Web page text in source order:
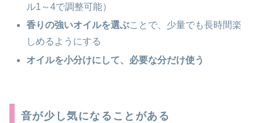
ル1～4で調整可能）
香りの強いオイルを選ぶことで、少量でも長時間楽
しめるようにする
オイルを小分けにして、必要な分だけ使う
音が少し気になることがある